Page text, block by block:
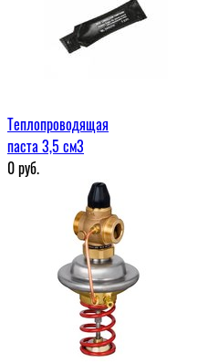
Теплопроводящая
паста 3,5 см3
0руб.